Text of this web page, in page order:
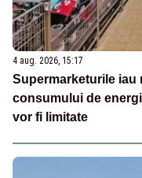
4 aug. 2026, 15:17
Supermarketurile iau
consumului de
vor fi limitate